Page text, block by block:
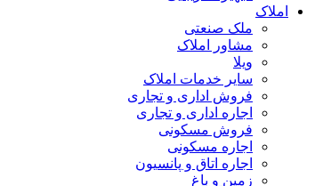
املاک
ملک صنعتی
مشاور املاک
ویلا
سایر خدمات املاک
فروش اداری و تجاری
اجاره اداری و تجاری
فروش مسکونی
اجاره مسکونی
اجاره اتاق و پانسیون
زمین و باغ